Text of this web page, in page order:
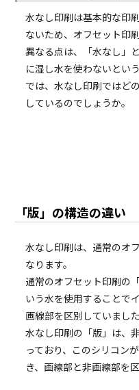
水なし印刷は基本的な印
ないため、オフセット印
異なる点は、「水なし」
に湿し水を使わないとい
では、水なし印刷ではど
しているのでしょうか。
「版」の構造の違い
水なし印刷は、通常のオ
なります。
通常のオフセット印刷の
いう水を使用することで
画線部を区別していました
水なし印刷の「版」は、
っており、このシリコン
き、画線部と非画線部を